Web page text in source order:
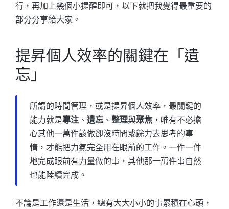
行，再加上幾個小提醒即可，以下就把我覺得最重要的
部分分享給大家。
提昇個人效率的關鍵在「遺
忘」
所謂的時間管理，或是提昇個人效率，最關鍵的
能力就是專注 、 遺忘 、 整理與聚焦 ，唯有不必擔
心其他一萬件該做卻沒時間或餘力去思考的事
情，才能把力氣完全用在眼前的工作。一件一件
地完成眼前有力量做的事，其他那一萬件事自然
也能陸續完成。
不論是工作還是生活，總有大大小小的事累積在心頭，